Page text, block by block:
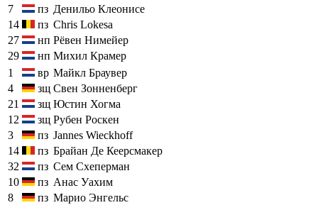
7
пз Денильо Клеонисе
14
пз Chris Lokesa
27
нп Рёвен Нимейер
29
нп Михил Крамер
1
вр Майкл Браувер
4
зщ Свен Зонненберг
21
зщ Юстин Хогма
12
зщ Рубен Роскен
3
пз Jannes Wieckhoff
14
пз Брайан Де Кеерсмакер
32
пз Сем Схеперман
10
пз Анас Уахим
8
пз Марио Энгельс